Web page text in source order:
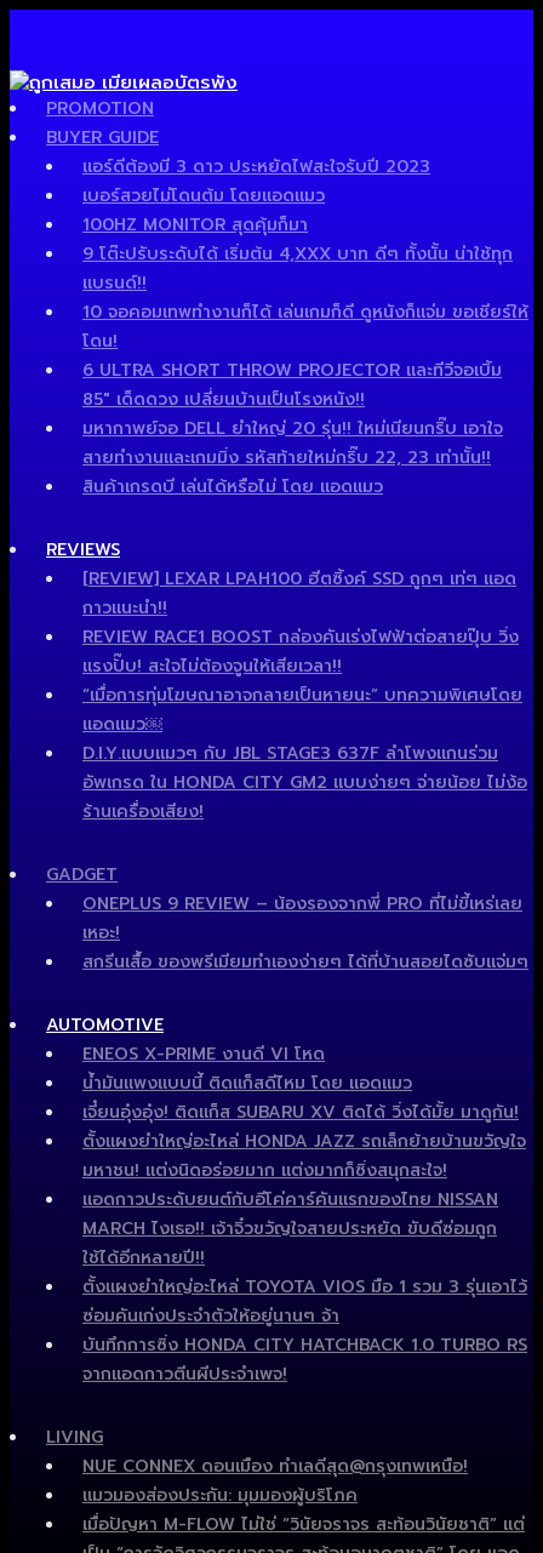
PROMOTION
BUYER GUIDE
แอร์ดีต้องมี 3 ดาว ประหยัดไฟสะใจรับปี 2023
เบอร์สวยไม่โดนต้ม โดยแอดแมว
100HZ MONITOR สุดคุ้มก็มา
9 โต๊ะปรับระดับได้ เริ่มต้น 4,XXX บาท ดีๆ ทั้งนั้น น่าใช้ทุก
แบรนด์!!
10 จอคอมเทพทำงานก็ได้ เล่นเกมก็ดี ดูหนังก็แจ่ม ขอเชียร์ให้
โดน!
6 ULTRA SHORT THROW PROJECTOR และทีวีจอเบิ้ม
85″ เด็ดดวง เปลี่ยนบ้านเป็นโรงหนัง!!
มหากาพย์จอ DELL ยำใหญ่ 20 รุ่น!! ใหม่เนียนกริ๊บ เอาใจ
สายทำงานและเกมมิ่ง รหัสท้ายใหม่กริ๊บ 22, 23 เท่านั้น!!
สินค้าเกรดบี เล่นได้หรือไม่ โดย แอดแมว
REVIEWS
[REVIEW] LEXAR LPAH100 ฮีตซิ้งค์ SSD ถูกๆ เท่ๆ แอด
กาวแนะนำ!!
REVIEW RACE1 BOOST กล่องคันเร่งไฟฟ้าต่อสายปุ๊บ วิ่ง
แรงปั๊บ! สะใจไม่ต้องจูนให้เสียเวลา!!
“เมื่อการทุ่มโฆษณาอาจกลายเป็นหายนะ” บทความพิเศษโดย
แอดแมว￼
D.I.Y.แบบแมวๆ กับ JBL STAGE3 637F ลำโพงแกนร่วม
อัพเกรด ใน HONDA CITY GM2 แบบง่ายๆ จ่ายน้อย ไม่ง้อ
ร้านเครื่องเสียง!
GADGET
ONEPLUS 9 REVIEW – น้องรองจากพี่ PRO ที่ไม่ขี้เหร่เลย
เหอะ!
สกรีนเสื้อ ของพรีเมียมทำเองง่ายๆ ได้ที่บ้านสอยไดซับแจ่มๆ
AUTOMOTIVE
ENEOS X-PRIME งานดี VI โหด
น้ำมันแพงแบบนี้ ติดแก็สดีไหม โดย แอดแมว
เจี๋ยนอุ๋งอุ๋ง! ติดแก็ส SUBARU XV ติดได้ วิ่งได้มั้ย มาดูกัน!
ตั้งแผงยำใหญ่อะไหล่ HONDA JAZZ รถเล็กย้ายบ้านขวัญใจ
มหาชน! แต่งนิดอร่อยมาก แต่งมากก็ซิ่งสนุกสะใจ!
แอดกาวประดับยนต์กับอีโค่คาร์คันแรกของไทย NISSAN
MARCH ไงเธอ!! เจ้าจิ๋วขวัญใจสายประหยัด ขับดีซ่อมถูก
ใช้ได้อีกหลายปี!!
ตั้งแผงยำใหญ่อะไหล่ TOYOTA VIOS มือ 1 รวม 3 รุ่นเอาไว้
ซ่อมคันเก่งประจำตัวให้อยู่นานๆ จ้า
บันทึกการซิ่ง HONDA CITY HATCHBACK 1.0 TURBO RS
จากแอดกาวตีนผีประจำเพจ!
LIVING
NUE CONNEX ดอนเมือง ทำเลดีสุด@กรุงเทพเหนือ!
แมวมองส่องประกัน: มุมมองผู้บริโภค
เมื่อปัญหา M-FLOW ไม่ใช่ “วินัยจราจร สะท้อนวินัยชาติ” แต่